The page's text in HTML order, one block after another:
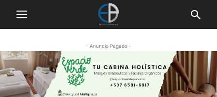
- Anuncio Pagado -